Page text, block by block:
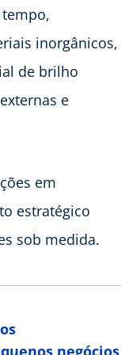
inorgânicos,
de brilho
e
em
estratégico
sob medida.
negócios